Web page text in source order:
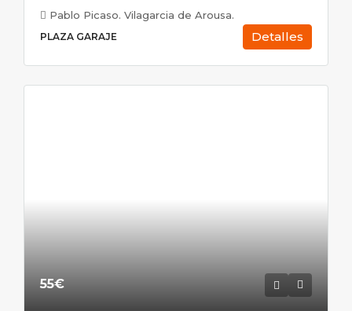
Pablo Picaso. Vilagarcia de Arousa.
PLAZA GARAJE Detalles
55€